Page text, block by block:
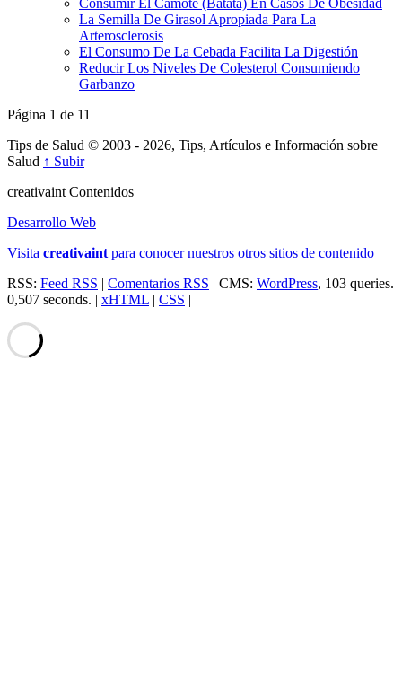
Consumir El Camote (Batata) En Casos De Obesidad
La Semilla De Girasol Apropiada Para La
Arterosclerosis
El Consumo De La Cebada Facilita La Digestión
Reducir Los Niveles De Colesterol Consumiendo
Garbanzo
Página 1 de 11
Tips de Salud © 2003 - 2026, Tips, Artículos e Información sobre
Salud ↑ Subir
creativaint Contenidos
Desarrollo Web
Visita creativaint para conocer nuestros otros sitios de contenido
RSS: Feed RSS | Comentarios RSS | CMS: WordPress, 103 queries.
0,507 seconds. | xHTML | CSS |